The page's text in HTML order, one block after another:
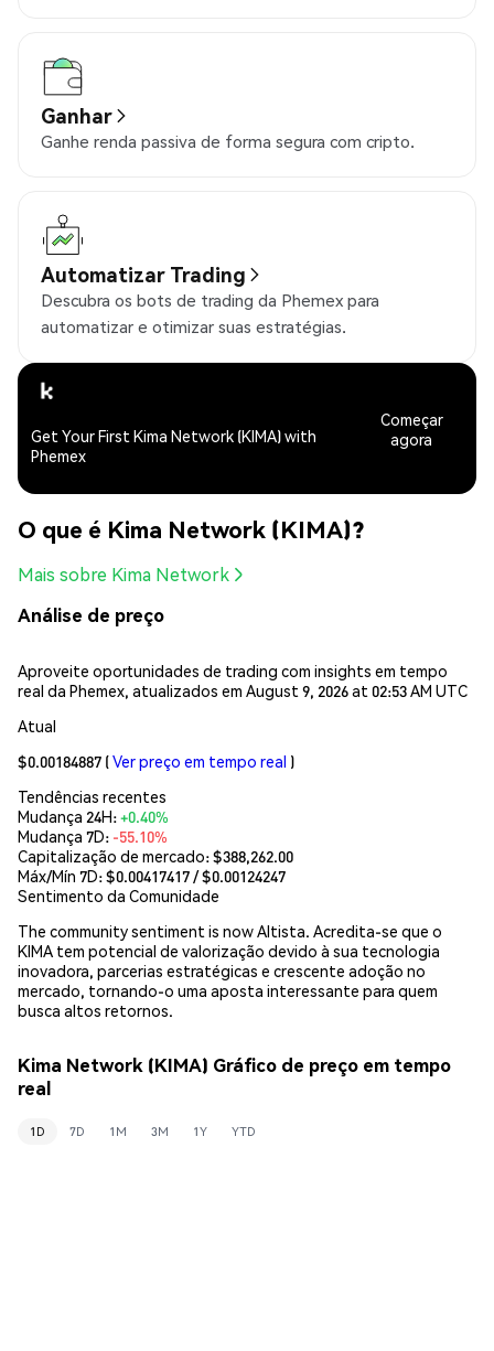
Ganhar
Ganhe renda passiva de forma segura com cripto.
Automatizar Trading
Descubra os bots de trading da Phemex para
automatizar e otimizar suas estratégias.
Get Your First Kima Network (KIMA) with
Phemex
Começar
agora
O que é Kima Network (KIMA)?
Mais sobre Kima Network
Análise de preço
Aproveite oportunidades de trading com insights em tempo
real da Phemex, atualizados em August 9, 2026 at 02:53 AM UTC
Atual
$0.00184887 (Ver preço em tempo real )
Tendências recentes
Mudança 24H:+0.40%
Mudança 7D: -55.10%
Capitalização de mercado:$388,262.00
Máx/Mín 7D: $0.00417417/ $0.00124247
Sentimento da Comunidade
The community sentiment is now Altista. Acredita-se que o
KIMA tem potencial de valorização devido à sua tecnologia
inovadora, parcerias estratégicas e crescente adoção no
mercado, tornando-o uma aposta interessante para quem
busca altos retornos.
Kima Network (KIMA) Gráfico de preço em tempo
real
1D 7D 1M 3M 1Y YTD